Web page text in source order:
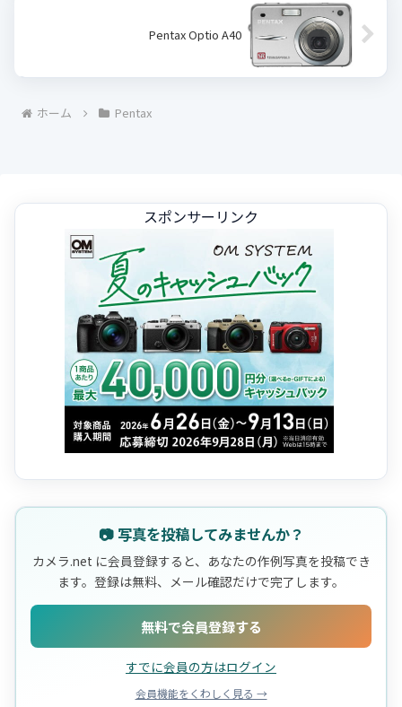
Pentax Optio A40
ホーム Pentax
スポンサーリンク
📷 写真を投稿してみませんか？
カメラ.net に会員登録すると、あなたの作例写真を投稿でき
ます。登録は無料、メール確認だけで完了します。
無料で会員登録する
すでに会員の方はログイン
会員機能をくわしく見る →